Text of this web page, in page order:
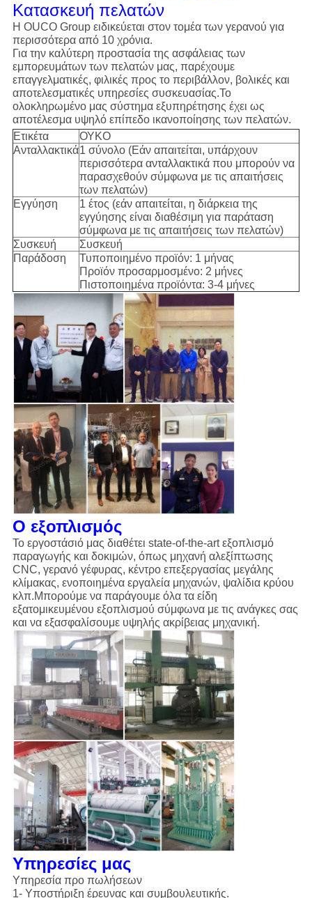
Κατασκευή πελατών
Η OUCO Group ειδικεύεται στον τομέα των γερανού για
περισσότερα από 10 χρόνια.
Για την καλύτερη προστασία της ασφάλειας των
εμπορευμάτων των πελατών μας, παρέχουμε
επαγγελματικές, φιλικές προς το περιβάλλον, βολικές και
αποτελεσματικές υπηρεσίες συσκευασίας.Το
ολοκληρωμένο μας σύστημα εξυπηρέτησης έχει ως
αποτέλεσμα υψηλό επίπεδο ικανοποίησης των πελατών.
Ετικέτα
ΟΥΚΟ
Ανταλλακτικά1 σύνολο (Εάν απαιτείται, υπάρχουν
περισσότερα ανταλλακτικά που μπορούν να
παρασχεθούν σύμφωνα με τις απαιτήσεις
των πελατών)
Εγγύηση
1 έτος (εάν απαιτείται, η διάρκεια της
εγγύησης είναι διαθέσιμη για παράταση
σύμφωνα με τις απαιτήσεις των πελατών)
Συσκευή
Συσκευή
Παράδοση
Τυποποιημένο προϊόν: 1 μήνας
Προϊόν προσαρμοσμένο: 2 μήνες
Πιστοποιημένα προϊόντα: 3-4 μήνες
Ο εξοπλισμός
Το εργοστάσιό μας διαθέτει state-of-the-art εξοπλισμό
παραγωγής και δοκιμών, όπως μηχανή αλεξίπτωσης
CNC, γερανό γέφυρας, κέντρο επεξεργασίας μεγάλης
κλίμακας, ενοποιημένα εργαλεία μηχανών, ψαλίδια κρύου
κλπ.Μπορούμε να παράγουμε όλα τα είδη
εξατομικευμένου εξοπλισμού σύμφωνα με τις ανάγκες σας
και να εξασφαλίσουμε υψηλής ακρίβειας μηχανική.
Υπηρεσίες μας
Υπηρεσία προ πωλήσεων
1- Υποστήριξη έρευνας και συμβουλευτικής.